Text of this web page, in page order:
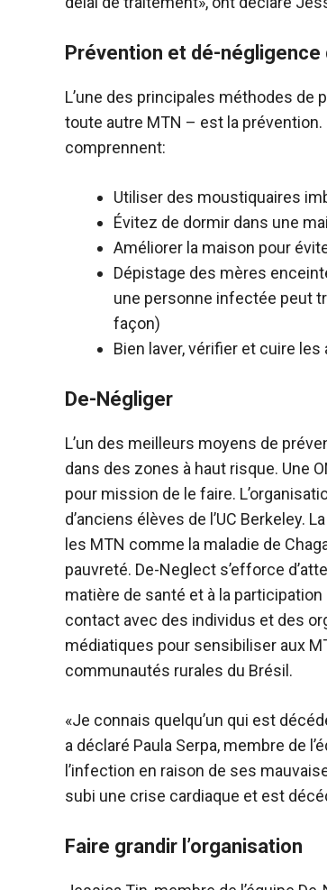
Prévention et dé-négligence
L’une des principales méthodes
toute autre MTN – est la
comprennent:
Utiliser des moustiquaires
Évitez de dormir dans une
Améliorer la maison pour
Dépistage des mères
une personne infectée peut
façon)
Bien laver, vérifier et cuire les
De-Négliger
L’un des meilleurs moyens de
dans des zones à haut risque. Une
pour mission de le faire.
d’anciens élèves de l’UC
les MTN comme la maladie de
pauvreté. De-Neglect s’efforce
matière de santé et à la
contact avec des individus et des
médiatiques pour sensibiliser aux
communautés rurales du Brésil.
«Je connais quelqu’un qui est
a déclaré Paula Serpa, membre de
l’infection en raison de ses
subi une crise cardiaque et est
Faire grandir l’organisation